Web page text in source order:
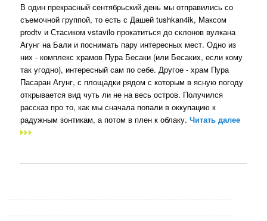
В один прекрасный сентябрьский день мы отправились со
съемочной группой, то есть с Дашей tushkan4ik, Максом
prodtv и Стасиком vstavilo прокатиться до склонов вулкана
Агунг на Бали и поснимать пару интересных мест. Одно из
них - комплекс храмов Пура Бесаки (или Бесаких, если кому
так угодно), интересный сам по себе. Другое - храм Пура
Пасаран Агунг, с площадки рядом с которым в ясную погоду
открывается вид чуть ли не на весь остров. Получился
рассказ про то, как мы сначала попали в оккупацию к
радужным зонтикам, а потом в плен к облаку.Читать далее